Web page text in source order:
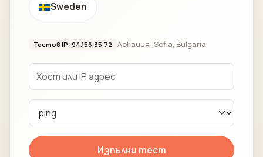
Sweden
Тестов IP: 94.156.35.72 Локация: Sofia, Bulgaria
Изпълни тест